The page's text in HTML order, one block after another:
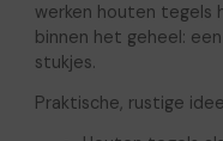
werken houten tegels
binnen het geheel:
stukjes.
Praktische, rustige